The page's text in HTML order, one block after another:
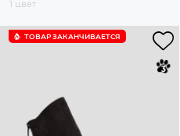
1 цвет
ТОВАР ЗАКАНЧИВАЕТСЯ